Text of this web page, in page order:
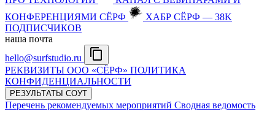
КОНФЕРЕНЦИЯМИ СЁРФ
ХАБР СЁРФ — 38K
ПОДПИСЧИКОВ
наша почта
hello@surfstudio.ru
РЕКВИЗИТЫ ООО «СЁРФ» ПОЛИТИКА
КОНФИДЕНЦИАЛЬНОСТИ
РЕЗУЛЬТАТЫ СОУТ
Перечень рекомендуемых мероприятий Сводная ведомость